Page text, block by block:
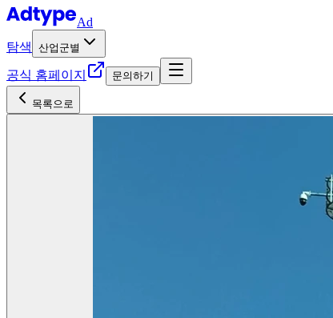
Ad
탐색
산업군별
공식 홈페이지 문의하기
목록으로